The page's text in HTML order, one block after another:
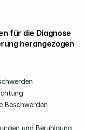
für die Diagnose
herangezogen
Beschwerden
und Beruhigung